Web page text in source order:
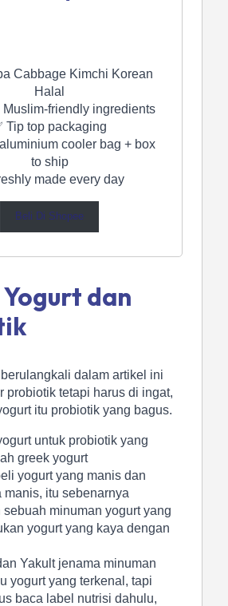
Cabbage Kimchi Korean
Halal
Muslim-friendly ingredients
Tip top packaging
cooler bag + box
to ship
made every day
Beli Di Shopee
dan
dalam artikel ini
probiotik tetapi harus di ingat,
itu probiotik yang bagus.
untuk probiotik yang
greek yogurt
yogurt yang manis dan
manis, itu sebenarnya
sebuah minuman yogurt yang
yogurt yang kaya dengan
Yakult jenama minuman
yogurt yang terkenal, tapi
baca label nutrisi dahulu,